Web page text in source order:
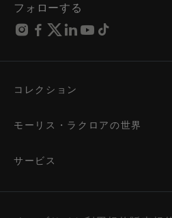
フォローする
コレクション
AIKON
PONTOS
FIABA
モーリス・ラクロアの世界
プレスルーム
パートナーシップ
サービス
お手入れのアドバイス